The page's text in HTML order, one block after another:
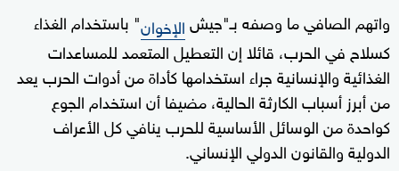
واتهم الصافي ما وصفه بـ"جيشالإخوان" باستخدام الغذاء
كسلاح في الحرب، قائلا إن التعطيل المتعمد للمساعدات
الغذائية والإنسانية جراء استخدامها كأداة من أدوات الحرب يعد
من أبرز أسباب الكارثة الحالية، مضيفا أن استخدام الجوع
كواحدة من الوسائل الأساسية للحرب ينافي كل الأعراف
الدولية والقانون الدولي الإنساني.